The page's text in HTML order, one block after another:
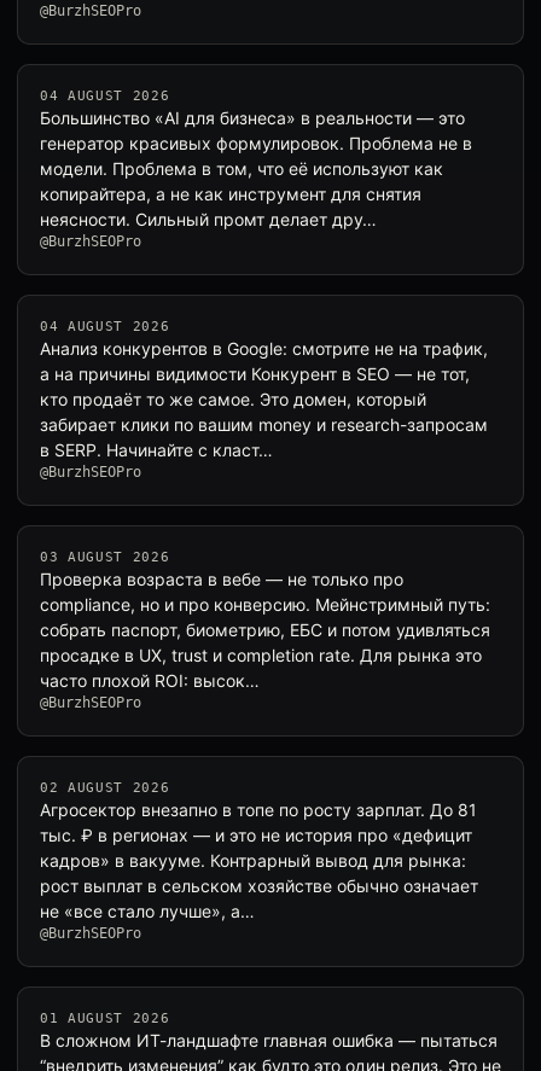
@BurzhSEOPro
04 AUGUST 2026
Большинство «AI для бизнеса» в реальности — это
генератор красивых формулировок. Проблема не в
модели. Проблема в том, что её используют как
копирайтера, а не как инструмент для снятия
неясности. Сильный промт делает дру…
@BurzhSEOPro
04 AUGUST 2026
Анализ конкурентов в Google: смотрите не на трафик,
а на причины видимости Конкурент в SEO — не тот,
кто продаёт то же самое. Это домен, который
забирает клики по вашим money и research-запросам
в SERP. Начинайте с класт…
@BurzhSEOPro
03 AUGUST 2026
Проверка возраста в вебе — не только про
compliance, но и про конверсию. Мейнстримный путь:
собрать паспорт, биометрию, ЕБС и потом удивляться
просадке в UX, trust и completion rate. Для рынка это
часто плохой ROI: высок…
@BurzhSEOPro
02 AUGUST 2026
Агросектор внезапно в топе по росту зарплат. До 81
тыс. ₽ в регионах — и это не история про «дефицит
кадров» в вакууме. Контрарный вывод для рынка:
рост выплат в сельском хозяйстве обычно означает
не «все стало лучше», а…
@BurzhSEOPro
01 AUGUST 2026
В сложном ИТ-ландшафте главная ошибка — пытаться
“внедрить изменения” как будто это один релиз. Это не